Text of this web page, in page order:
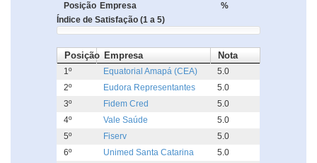
Posição Empresa
%
Índice de Satisfação (1 a 5)
Posição Empresa Nota
1º Equatorial Amapá (CEA)
5.0
2º
Eudora Representantes
5.0
3º
Fidem Cred
5.0
4º
Vale Saúde
5.0
5º
Fiserv
5.0
6º
Unimed Santa Catarina
5.0